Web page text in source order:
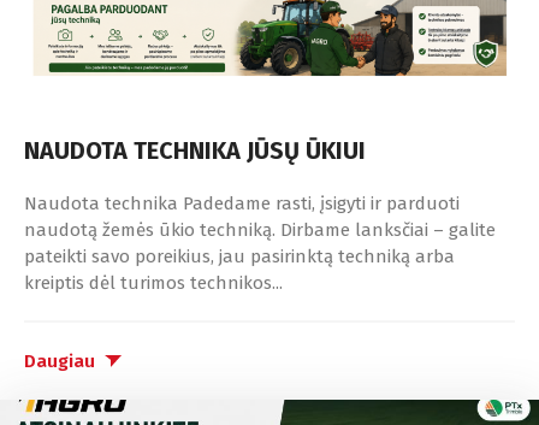
NAUDOTA TECHNIKA JŪSŲ ŪKIUI
Naudota technika Padedame rasti, įsigyti ir parduoti
naudotą žemės ūkio techniką. Dirbame lanksčiai – galite
pateikti savo poreikius, jau pasirinktą techniką arba
kreiptis dėl turimos technikos...
Daugiau